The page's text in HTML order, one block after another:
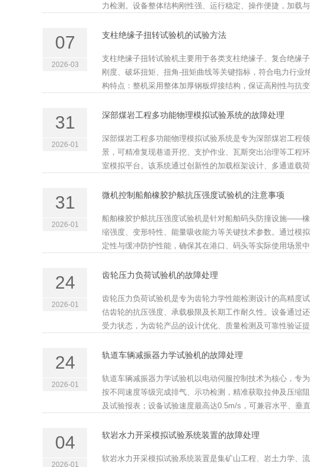
力检测。设备整体结构刚性强、运行稳定、操作便捷，加载
07
2026-03
支柱绝缘子扭转试验机的试验方法
支柱绝缘子扭转试验机主要用于各类支柱绝缘子、复合绝缘
刚度、破坏扭矩、扭角-扭矩曲线等关键指标，符合电力行
构特点：整机采用整体加厚钢板焊接结构，保证高刚性与抗变
31
2026-01
深部煤岩工程多功能物理模拟试验系统的故障处理
深部煤岩工程多功能物理模拟试验系统是专为深部煤岩工程
景，可精准复现巷道开挖、支护作业、瓦斯突出治理等工程
室模拟平台。该系统通过创新性的加载框架设计、多通道载荷
31
2026-01
微机控制船舶橡胶护舷抗压强度试验机的注意事项
船舶橡胶护舷抗压强度试验机是针对船舶码头防撞设施——
缩强度、变形特性、能量吸收能力等关键技术参数。通过模
定性与缓冲防护性能，确保其在港口、码头等实际使用场景中
24
2026-01
齿轮压力负荷试验机的故障处理
齿轮压力负荷试验机是专为齿轮力学性能检测设计的高精度
估齿轮的抗压强度、承载极限及长期工作耐久性。设备通过
受力状态，为齿轮产品的设计优化、质量检测及可靠性验证提
24
2026-01
轨道车辆减振器力学试验机的故障处理
轨道车辆减振器力学试验机以电动伺服控制技术为核心，专
按不同速度等级完成排气、示功检测，精准获取拉伸及压缩
及试验报表；设备试验速度最高达0.5m/s，可兼容水平、垂
04
2026-01
软岩水力开采模拟试验系统装置的故障处理
软岩水力开采模拟试验系统装置是集矿山工程、岩土力学、